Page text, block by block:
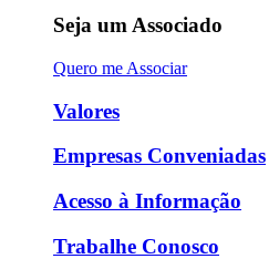
Seja um Associado
Quero me Associar
Valores
Empresas Conveniadas
Acesso à Informação
Trabalhe Conosco